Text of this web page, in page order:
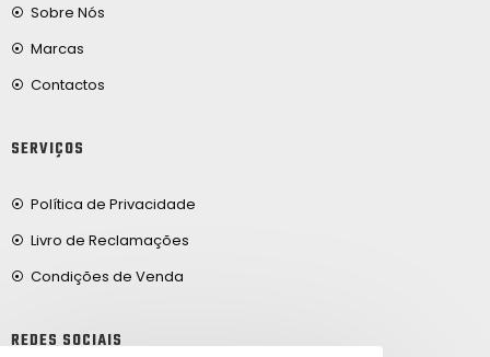
Sobre Nós
Marcas
Contactos
SERVIÇOS
Política de Privacidade
Livro de Reclamações
Condições de Venda
REDES SOCIAIS